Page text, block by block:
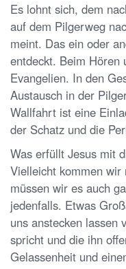
Es lohnt sich, dem
auf dem Pilgerweg
meint. Das ein oder
entdeckt. Beim Hören
Evangelien. In den
Austausch in der
Wallfahrt ist eine
der Schatz und die
Was erfüllt Jesus mit
Vielleicht kommen
müssen wir es auch
jedenfalls. Etwas
uns anstecken lassen
spricht und die ihn
Gelassenheit und